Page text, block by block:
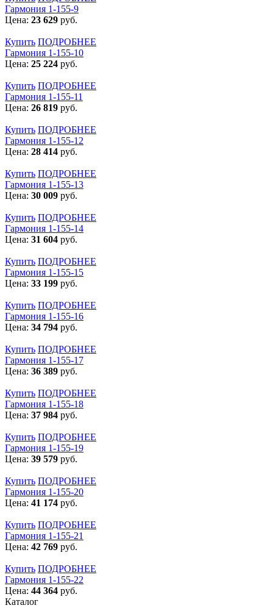
Гармония 1-155-9
Цена: 23 629 руб.
Купить ПОДРОБНЕЕ
Гармония 1-155-10
Цена: 25 224 руб.
Купить ПОДРОБНЕЕ
Гармония 1-155-11
Цена: 26 819 руб.
Купить ПОДРОБНЕЕ
Гармония 1-155-12
Цена: 28 414 руб.
Купить ПОДРОБНЕЕ
Гармония 1-155-13
Цена: 30 009 руб.
Купить ПОДРОБНЕЕ
Гармония 1-155-14
Цена: 31 604 руб.
Купить ПОДРОБНЕЕ
Гармония 1-155-15
Цена: 33 199 руб.
Купить ПОДРОБНЕЕ
Гармония 1-155-16
Цена: 34 794 руб.
Купить ПОДРОБНЕЕ
Гармония 1-155-17
Цена: 36 389 руб.
Купить ПОДРОБНЕЕ
Гармония 1-155-18
Цена: 37 984 руб.
Купить ПОДРОБНЕЕ
Гармония 1-155-19
Цена: 39 579 руб.
Купить ПОДРОБНЕЕ
Гармония 1-155-20
Цена: 41 174 руб.
Купить ПОДРОБНЕЕ
Гармония 1-155-21
Цена: 42 769 руб.
Купить ПОДРОБНЕЕ
Гармония 1-155-22
Цена: 44 364 руб.
Каталог